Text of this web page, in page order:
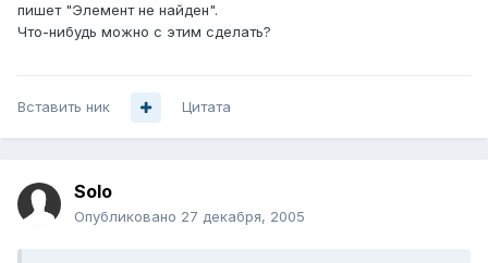
пишет "Элемент не найден".
Что-нибудь можно с этим сделать?
Вставить ник Цитата
Solo
Опубликовано 27 декабря, 2005